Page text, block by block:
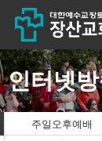
인터넷
주일오후예배